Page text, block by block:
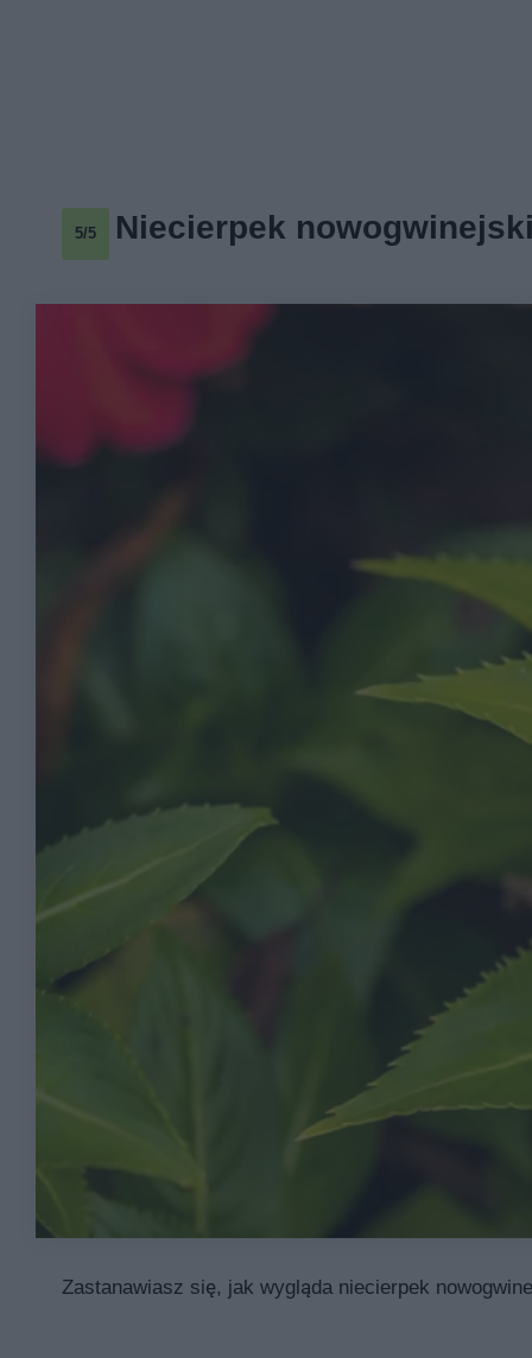
5/5 Niecierpek
Zastanawiasz się, jak wygląda niecierpek